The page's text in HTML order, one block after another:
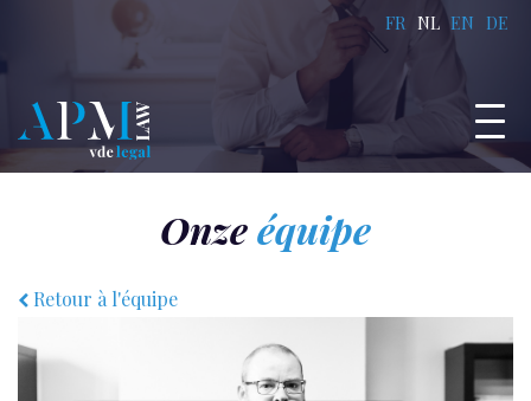
FR NL EN DE
Onzeéquipe
Retour à l'équipe